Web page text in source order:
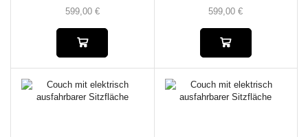
599,00 € 599,00€